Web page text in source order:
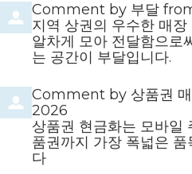
Comment by 부달
지역 상권의 우수한 매
알차게 모아 전달함으로
는 공간이 부달입니다.
Comment by 상품권
2026
상품권 현금화는 모바일
품권까지 가장 폭넓은
다